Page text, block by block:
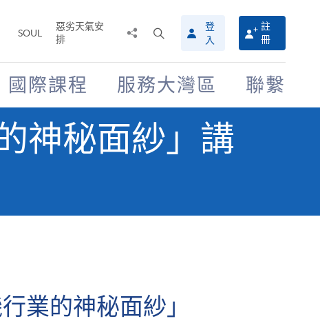
SOUL
惡劣天氣安
排
搜
尋
介
面
登
入
註
冊
國際課程 服務大灣區 聯繫
神秘面紗」講
業的神秘面紗」